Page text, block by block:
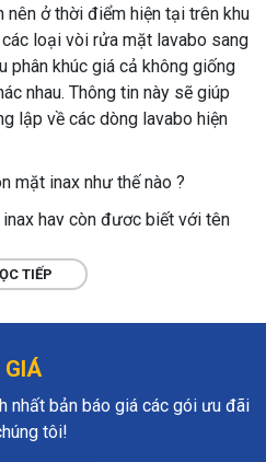
nên ở thời điểm hiện tại trên khu
loại vòi rửa mặt lavabo sang
phân khúc giá cả không giống
nhau. Thông tin này sẽ giúp
lập về các dòng lavabo hiện
mặt inax như thế nào ?
hay còn được biết với tên
tiến có nguồn gốc từ xứ sở anh
loại vòi chậu vệ sinh khuôn
hay ho, lý tưởng cho khách
mạ niken crom sang trọng
TIẾP
GIÁ
nhất bản báo giá các gói ưu đãi
tôi!